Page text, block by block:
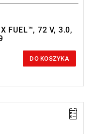
FUEL™, 72 V, 3.0,
DO KOSZYKA